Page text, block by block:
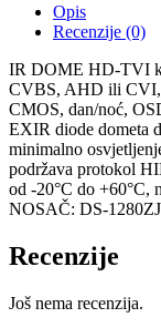
Vision
količina
Opis
Recenzije (0)
IR DOME HD-TVI
CVBS, AHD ili CVI,
CMOS, dan/noć,
EXIR diode dometa
minimalno
podržava protokol
od -20°C do +60°C,
NOSAČ: DS-
Recenzije
Još nema recenzija.